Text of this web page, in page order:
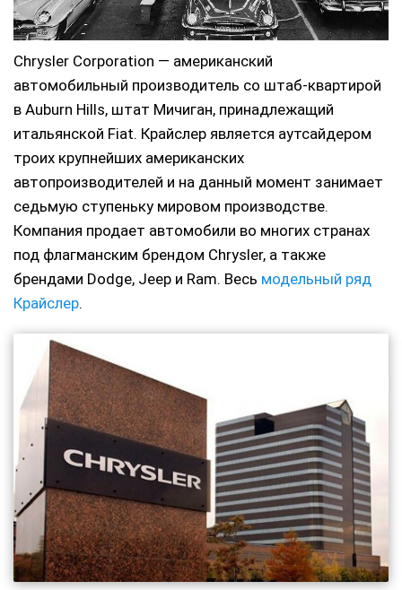
Chrysler Corporation — американский
автомобильный производитель со штаб-квартирой
в Auburn Hills, штат Мичиган, принадлежащий
итальянской Fiat. Крайслер является аутсайдером
троих крупнейших американских
автопроизводителей и на данный момент занимает
седьмую ступеньку мировом производстве.
Компания продает автомобили во многих странах
под флагманским брендом Chrysler, а также
брендами Dodge, Jeep и Ram. Весь модельный ряд
Крайслер.